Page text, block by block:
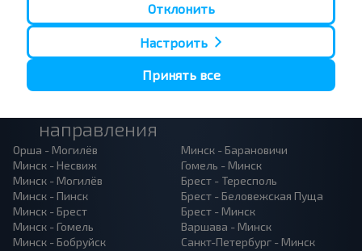
направления
Орша - Могилёв
Минск - Несвиж
Минск - Могилёв
Минск - Пинск
Минск - Брест
Минск - Гомель
Минск - Бобруйск
Минск - Барановичи
Гомель - Минск
Брест - Тересполь
Брест - Беловежская Пуща
Брест - Минск
Варшава - Минск
Санкт-Петербург - Минск
Отклонить
Настроить
Принять все